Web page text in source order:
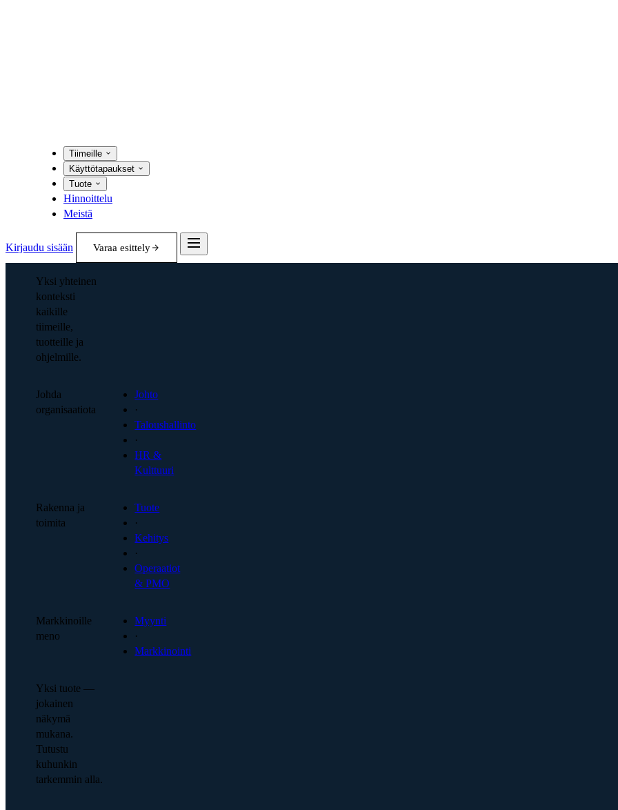
Tiimeille
Käyttötapaukset
Tuote
Hinnoittelu
Meistä
Kirjaudu sisään Varaa esittely
Yksi yhteinen
konteksti
kaikille
tiimeille,
tuotteille ja
ohjelmille.
Johda
organisaatiota
Johto
·
Taloushallinto
·
HR &
Kulttuuri
Rakenna ja
toimita
Tuote
·
Kehitys
·
Operaatiot
& PMO
Markkinoille
meno
Myynti
·
Markkinointi
Yksi tuote —
jokainen
näkymä
mukana.
Tutustu
kuhunkin
tarkemmin alla.